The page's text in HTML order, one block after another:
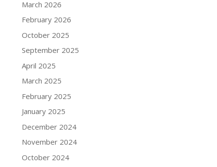
March 2026
February 2026
October 2025
September 2025
April 2025
March 2025
February 2025
January 2025
December 2024
November 2024
October 2024